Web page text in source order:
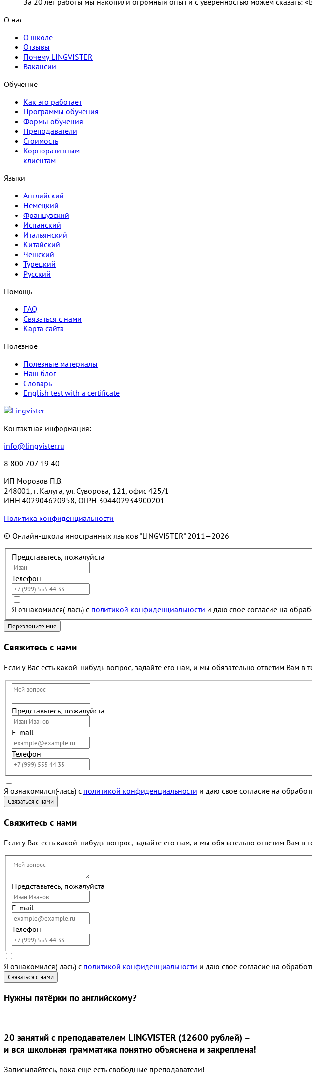
О нас
О школе
Отзывы
Почему LINGVISTER
Вакансии
Обучение
Как это работает
Программы обучения
Формы обучения
Преподаватели
Стоимость
Корпоративным
клиентам
Языки
Английский
Немецкий
Французский
Испанский
Итальянский
Китайский
Чешский
Турецкий
Русский
Помощь
FAQ
Связаться с нами
Карта сайта
Полезное
Полезные материалы
Наш блог
Словарь
English test with a certificate
Контактная информация:
info@lingvister.ru
8 800 707 19 40
ИП Морозов П.В.
248001, г. Калуга, ул. Суворова, 121, офис 425/1
ИНН 402904620958, ОГРН 304402934900201
Политика конфиденциальности
© Онлайн-школа иностранных языков "LINGVISTER" 2011—2026
Представьтесь, пожалуйста
Телефон
Я ознакомился(-лась) с политикой конфиденциальности и даю свое согласие на
Свяжитесь с нами
Если у Вас есть какой-нибудь вопрос, задайте его нам, и мы обязательно ответим Вам в
Представьтесь, пожалуйста
E-mail
Телефон
Я ознакомился(-лась) с политикой конфиденциальности и даю свое согласие на
Свяжитесь с нами
Если у Вас есть какой-нибудь вопрос, задайте его нам, и мы обязательно ответим Вам в
Представьтесь, пожалуйста
E-mail
Телефон
Я ознакомился(-лась) с политикой конфиденциальности и даю свое согласие на
Нужны пятёрки по английскому?
20 занятий с преподавателем LINGVISTER (12600 рублей) –
и вся школьная грамматика понятно объяснена и закреплена!
Записывайтесь, пока еще есть свободные преподаватели!